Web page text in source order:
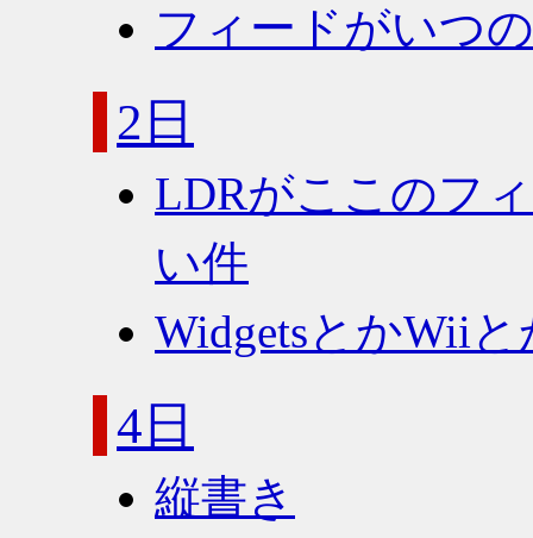
フィードがいつ
2日
LDRがここのフ
い件
WidgetsとかWiiと
4日
縦書き